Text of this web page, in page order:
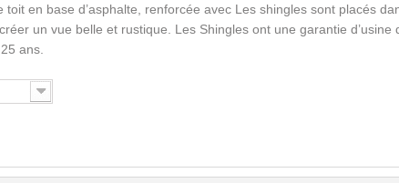
en base d’asphalte, renforcée avec Les shingles sont placés
un vue belle et rustique. Les Shingles ont une garantie d’usine
ans.